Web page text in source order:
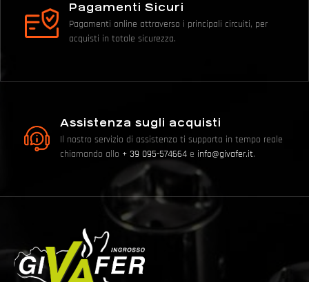
Pagamenti Sicuri
Pagamenti online attraverso i principali circuiti, per
acquisti in totale sicurezza.
Assistenza sugli acquisti
Il nostro servizio di assistenza ti supporta in tempo reale
chiamando allo + 39 095-574664 e info@givafer.it.